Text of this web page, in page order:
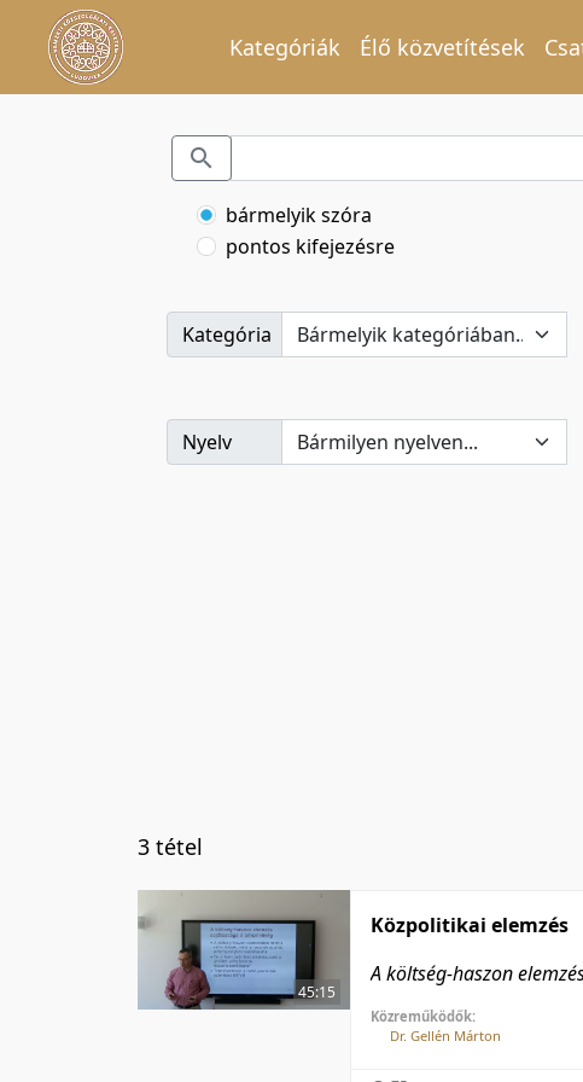
Kategóriák Élő közvetítések
bármelyik szóra
pontos kifejezésre
Kategória
Nyelv
3 tétel
45:15
Közpolitikai elemzés
A költség-haszon
Közreműködők:
Dr. Gellén Márton